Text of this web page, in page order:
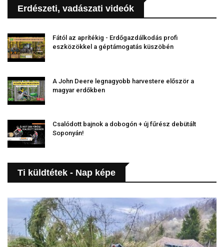
Erdészeti, vadászati videók
Fától az aprítékig - Erdőgazdálkodás profi
eszközökkel a géptámogatás küszöbén
A John Deere legnagyobb harvestere először a
magyar erdőkben
Csalódott bajnok a dobogón + új fűrész debütált
Soponyán!
Ti küldtétek - Nap képe